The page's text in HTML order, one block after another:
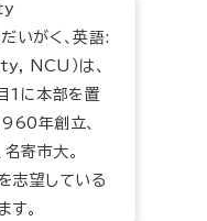
いがく、英語:
NCU）は、
1に本部を置
年創立、
寄市大。
志望している
す。